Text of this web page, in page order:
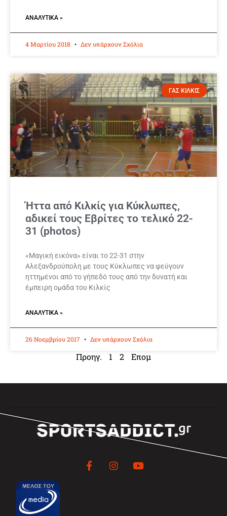
ΑΝΑΛΥΤΙΚΆ »
4 Μαρτίου 2018 Δεν υπάρχουν Σχόλια
ΓΑΣ ΚΙΛΚΙΣ
Ήττα από Κιλκίς για Κύκλωπες,
αδικεί τους Εβρίτες το τελικό 22-
31 (photos)
«Μαγική εικόνα» είναι το 22-31 στην
Αλεξανδρούπολη με τους Κύκλωπες να φεύγουν
ηττημένοι από το γήπεδό τους από την δυνατή και
έμπειρη ομάδα του Κιλκίς
ΑΝΑΛΥΤΙΚΆ »
26 Νοεμβρίου 2017 Δεν υπάρχουν Σχόλια
Προηγ. 1 2 Επομ